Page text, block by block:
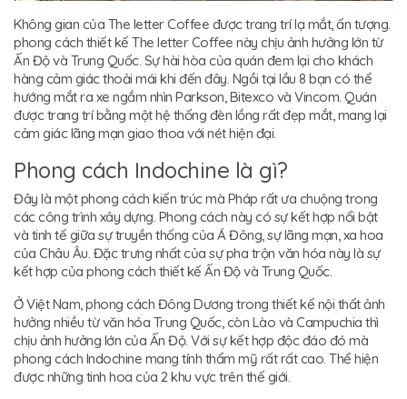
Không gian của The letter Coffee được trang trí lạ mắt, ấn tượng.
phong cách thiết kế The letter Coffee này chịu ảnh hưởng lớn từ
Ấn Độ và Trung Quốc. Sự hài hòa của quán đem lại cho khách
hàng cảm giác thoải mái khi đến đây. Ngồi tại lầu 8 bạn có thể
hướng mắt ra xe ngắm nhìn Parkson, Bitexco và Vincom. Quán
được trang trí bằng một hệ thống đèn lồng rất đẹp mắt, mang lại
cảm giác lãng mạn giao thoa với nét hiện đại.
Phong cách Indochine là gì?
Đây là một phong cách kiến trúc mà Pháp rất ưa chuộng trong
các công trình xây dựng. Phong cách này có sự kết hợp nổi bật
và tinh tế giữa sự truyền thống của Á Đông, sự lãng mạn, xa hoa
của Châu Âu. Đặc trưng nhất của sự pha trộn văn hóa này là sự
kết hợp của phong cách thiết kế Ấn Độ và Trung Quốc.
Ở Việt Nam, phong cách Đông Dương trong thiết kế nội thất ảnh
hưởng nhiều từ văn hóa Trung Quốc, còn Lào và Campuchia thì
chịu ảnh hưởng lớn của Ấn Độ. Với sự kết hợp độc đáo đó mà
phong cách Indochine mang tính thẩm mỹ rất rất cao. Thể hiện
được những tinh hoa của 2 khu vực trên thế giới.